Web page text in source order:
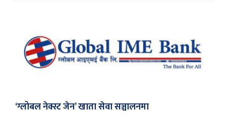
‘ग्लोबल नेक्स्ट जेन’ खाता सेवा सञ्चालनमा